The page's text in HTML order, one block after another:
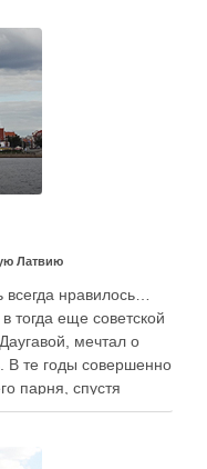
Латвию
нравилось…
тогда еще советской
мечтал о
В те годы совершенно
парня, спустя
приезды в